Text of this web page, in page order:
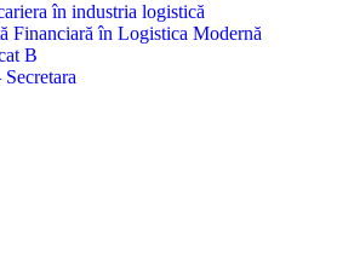
în industria logistică
Financiară în Logistica Modernă
B